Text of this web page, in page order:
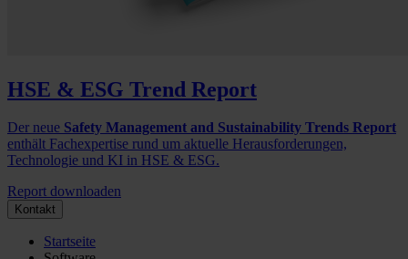
HSE & ESG Trend Report
Der neue Safety Management and Sustainability Trends Report
enthält Fachexpertise rund um aktuelle Herausforderungen,
Technologie und KI in HSE & ESG.
Report downloaden
Kontakt
Startseite